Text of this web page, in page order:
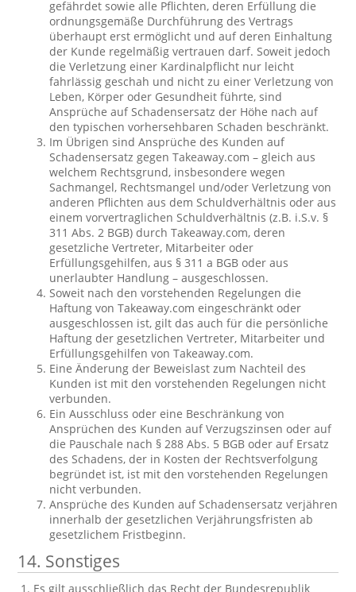
gefährdet sowie alle Pflichten, deren Erfüllung die
ordnungsgemäße Durchführung des Vertrags
überhaupt erst ermöglicht und auf deren Einhaltung
der Kunde regelmäßig vertrauen darf. Soweit jedoch
die Verletzung einer Kardinalpflicht nur leicht
fahrlässig geschah und nicht zu einer Verletzung von
Leben, Körper oder Gesundheit führte, sind
Ansprüche auf Schadensersatz der Höhe nach auf
den typischen vorhersehbaren Schaden beschränkt.
Im Übrigen sind Ansprüche des Kunden auf
Schadensersatz gegen Takeaway.com – gleich aus
welchem Rechtsgrund, insbesondere wegen
Sachmangel, Rechtsmangel und/oder Verletzung von
anderen Pflichten aus dem Schuldverhältnis oder aus
einem vorvertraglichen Schuldverhältnis (z.B. i.S.v. §
311 Abs. 2 BGB) durch Takeaway.com, deren
gesetzliche Vertreter, Mitarbeiter oder
Erfüllungsgehilfen, aus § 311 a BGB oder aus
unerlaubter Handlung – ausgeschlossen.
Soweit nach den vorstehenden Regelungen die
Haftung von Takeaway.com eingeschränkt oder
ausgeschlossen ist, gilt das auch für die persönliche
Haftung der gesetzlichen Vertreter, Mitarbeiter und
Erfüllungsgehilfen von Takeaway.com.
Eine Änderung der Beweislast zum Nachteil des
Kunden ist mit den vorstehenden Regelungen nicht
verbunden.
Ein Ausschluss oder eine Beschränkung von
Ansprüchen des Kunden auf Verzugszinsen oder auf
die Pauschale nach § 288 Abs. 5 BGB oder auf Ersatz
des Schadens, der in Kosten der Rechtsverfolgung
begründet ist, ist mit den vorstehenden Regelungen
nicht verbunden.
Ansprüche des Kunden auf Schadensersatz verjähren
innerhalb der gesetzlichen Verjährungsfristen ab
gesetzlichem Fristbeginn.
14. Sonstiges
Es gilt ausschließlich das Recht der Bundesrepublik